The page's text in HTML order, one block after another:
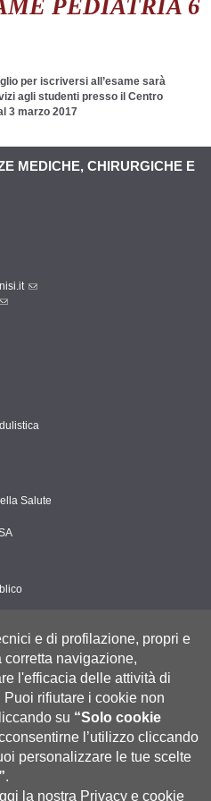
PEDIATRIA 6
per iscriversi all’esame sarà
agli studenti presso il Centro
3 marzo 2017
MEDICHE, CHIRURGICHE E
Salute
e di profilazione, propri e
corretta navigazione,
l'efficacia delle attività di
Puoi rifiutare i cookie non
su “Solo cookie
l’utilizzo cliccando
personalizzare le tue scelte
.
la nostra Privacy e cookie